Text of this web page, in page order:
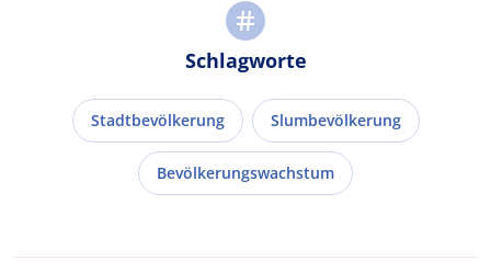
Schlagworte
Stadtbevölkerung Slumbevölkerung
Bevölkerungswachstum